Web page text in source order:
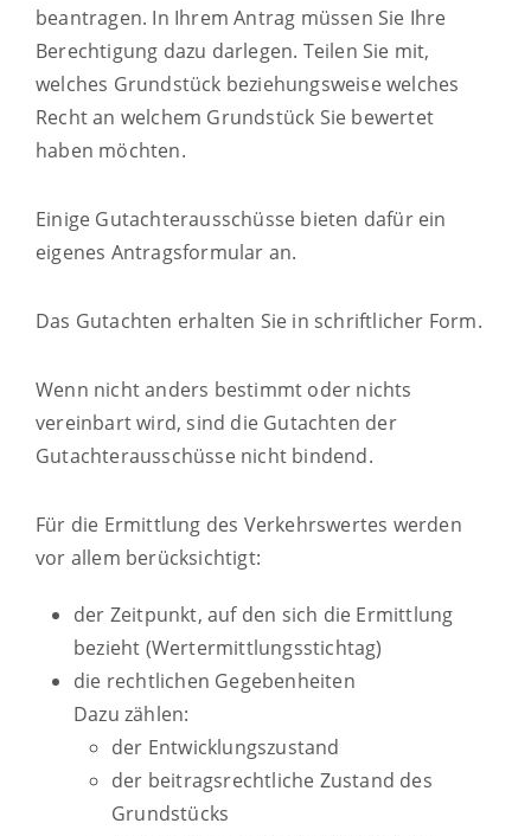
beantragen. In Ihrem Antrag müssen Sie Ihre
Berechtigung dazu darlegen. Teilen Sie mit,
welches Grundstück beziehungsweise welches
Recht an welchem Grundstück Sie bewertet
haben möchten.
Einige Gutachterausschüsse bieten dafür ein
eigenes Antragsformular an.
Das Gutachten erhalten Sie in schriftlicher Form.
Wenn nicht anders bestimmt oder nichts
vereinbart wird, sind die Gutachten der
Gutachterausschüsse nicht bindend.
Für die Ermittlung des Verkehrswertes werden
vor allem berücksichtigt:
der Zeitpunkt, auf den sich die Ermittlung
bezieht (Wertermittlungsstichtag)
die rechtlichen Gegebenheiten
Dazu zählen:
der Entwicklungszustand
der beitragsrechtliche Zustand des
Grundstücks